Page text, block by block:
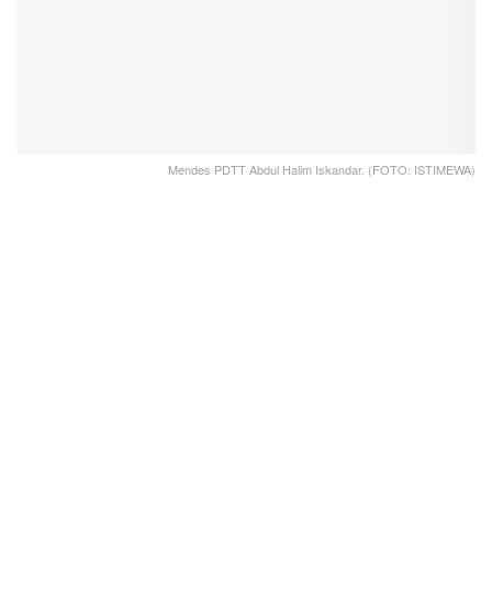
Mendes PDTT Abdul Halim Iskandar. (FOTO: ISTIMEWA)